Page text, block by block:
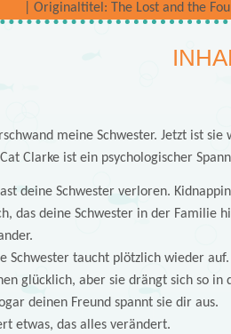
| Originaltitel: The Lost and the
meine Schwester. Jetzt ist
Clarke ist ein psychologischer
deine Schwester verloren.
das deine Schwester in der
Schwester taucht plötzlich wieder
glücklich, aber sie drängt sich so
deinen Freund spannt sie dir aus.
etwas, das alles verändert.